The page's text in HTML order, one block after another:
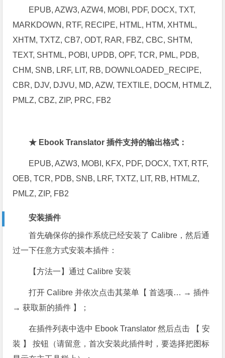
EPUB, AZW3, AZW4, MOBI, PDF, DOCX, TXT,
MARKDOWN, RTF, RECIPE, HTML, HTM, XHTML,
XHTM, TXTZ, CB7, ODT, RAR, FBZ, CBC, SHTM,
TEXT, SHTML, POBI, UPDB, OPF, TCR, PML, PDB,
CHM, SNB, LRF, LIT, RB, DOWNLOADED_RECIPE,
CBR, DJV, DJVU, MD, AZW, TEXTILE, DOCM, HTMLZ,
PMLZ, CBZ, ZIP, PRC, FB2
★ Ebook Translator 插件支持的输出格式：
EPUB, AZW3, MOBI, KFX, PDF, DOCX, TXT, RTF,
OEB, TCR, PDB, SNB, LRF, TXTZ, LIT, RB, HTMLZ,
PMLZ, ZIP, FB2
安装插件
首先确保你的操作系统已经安装了 Calibre，然后通
过一下任意方式安装本插件：
【方法一】通过 Calibre 安装
打开 Calibre 并依次点击其菜单【 首选项… → 插件
→ 获取新的插件 】；
在插件列表中选中 Ebook Translator 然后点击 【 安
装 】 按钮（请留意，首次安装此插件时，要选择把图标